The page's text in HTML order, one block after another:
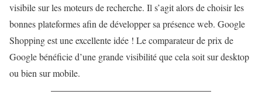
visibile sur les moteurs de recherche. Il s’agit alors de choisir les
bonnes plateformes afin de développer sa présence web. Google
Shopping est une excellente idée ! Le comparateur de prix de
Google bénéficie d’une grande visibilité que cela soit sur desktop
ou bien sur mobile.